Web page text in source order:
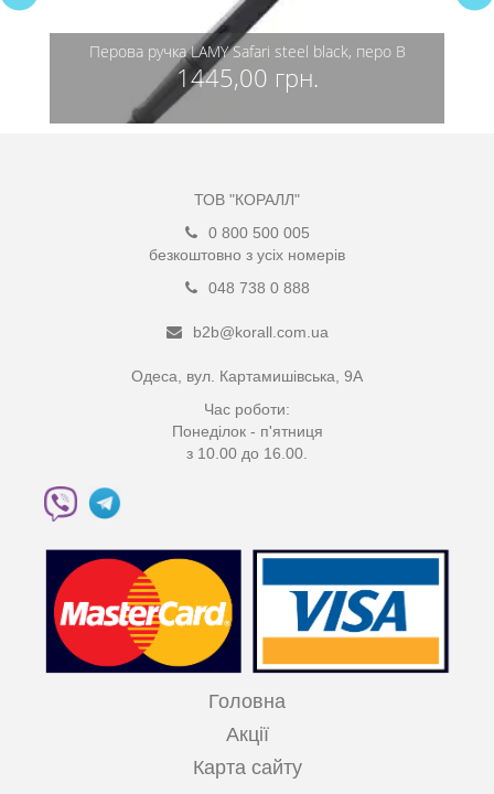
Перова ручка LAMY Safari steel black, перо B
1445,00 грн.
ТОВ "КОРАЛЛ"
0 800 500 005
безкоштовно з усіх номерів
048 738 0 888
b2b@korall.com.ua
Одеса, вул. Картамишівська, 9А
Час роботи:
Понеділок - п'ятниця
з 10.00 до 16.00.
Головна
Акції
Карта сайту